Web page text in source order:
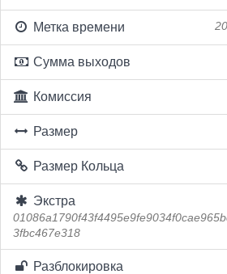
Метка времени
Сумма выходов
Комиссия
Размер
Размер Кольца
Экстра
3fbc467e318
Разблокировка